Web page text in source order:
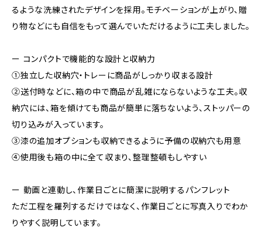
るような洗練されたデザインを採用。モチベーションが上がり、贈
り物などにも自信をもって選んでいただけるように工夫しました。
ー コンパクトで機能的な設計と収納力
①独立した収納穴・トレーに商品がしっかり収まる設計
②送付時などに、箱の中で商品が乱雑にならないような工夫。収
納穴には、箱を傾けても商品が簡単に落ちないよう、ストッパーの
切り込みが入っています。
③漆の追加オプションも収納できるように予備の収納穴も用意
④使用後も箱の中に全て収まり、整理整頓もしやすい
ー 動画と連動し、作業日ごとに簡潔に説明するパンフレット
ただ工程を羅列するだけではなく、作業日ごとに写真入りでわか
りやすく説明しています。